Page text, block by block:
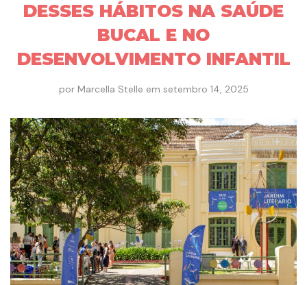
DESSES HÁBITOS NA SAÚDE
BUCAL E NO
DESENVOLVIMENTO INFANTIL
por Marcella Stelle em setembro 14, 2025